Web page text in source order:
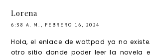
Lorena
6:38 A. M., FEBRERO 16, 2024
Hola, el enlace de wattpad ya no
otro sitio donde poder leer la novela